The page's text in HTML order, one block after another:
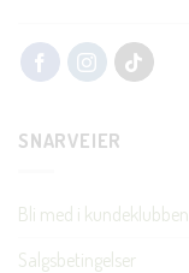
SNARVEIER
Bli med i kundeklubben
Salgsbetingelser